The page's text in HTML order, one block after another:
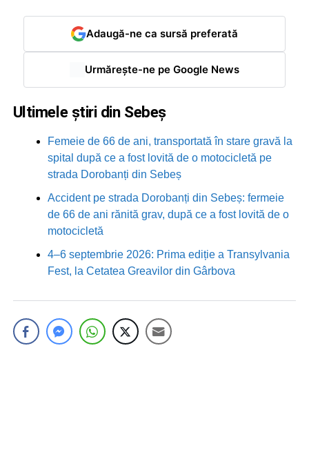
Adaugă-ne ca sursă preferată
Urmărește-ne pe Google News
Ultimele știri din Sebeș
Femeie de 66 de ani, transportată în stare gravă la
spital după ce a fost lovită de o motocicletă pe
strada Dorobanți din Sebeș
Accident pe strada Dorobanți din Sebeș: fermeie
de 66 de ani rănită grav, după ce a fost lovită de o
motocicletă
4–6 septembrie 2026: Prima ediție a Transylvania
Fest, la Cetatea Greavilor din Gârbova